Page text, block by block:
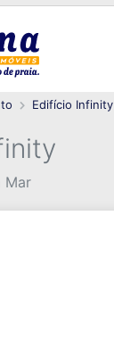
Edifício Infinity
Mar